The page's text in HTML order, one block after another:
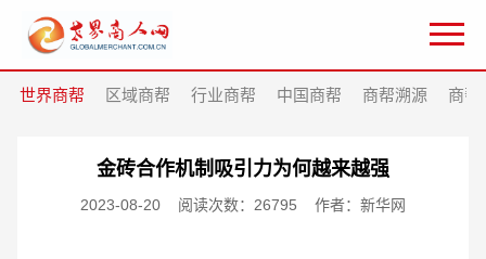
世界商帮 区域商帮 行业商帮 中国商帮 商帮溯源 商帮
金砖合作机制吸引力为何越来越强
2023-08-20 阅读次数：26795 作者：新华网